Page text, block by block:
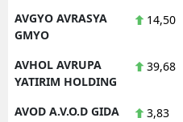
AVGYO AVRASYA
GMYO
14,50
AVHOL AVRUPA
YATIRIM HOLDING
39,68
AVOD A.V.O.D GIDA
3,83